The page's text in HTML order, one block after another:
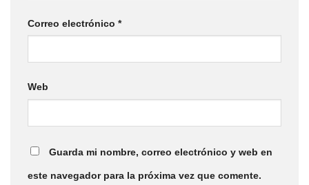
Correo electrónico *
Web
Guarda mi nombre, correo electrónico y web en
este navegador para la próxima vez que comente.